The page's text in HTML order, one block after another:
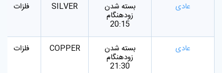
فلزات
SILVER بسته شدن
زودهنگام
20:15
عادی
فلزات COPPER بسته شدن
زودهنگام
21:30
عادی